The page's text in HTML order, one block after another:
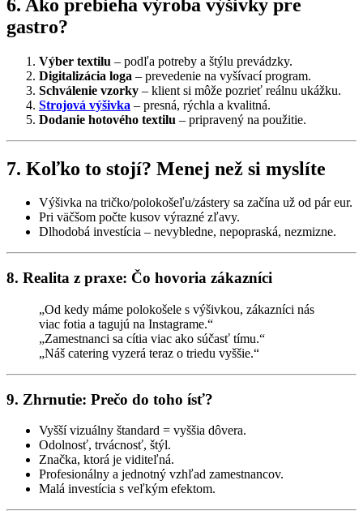
6. Ako prebieha výroba výšivky pre
gastro?
Výber textilu – podľa potreby a štýlu prevádzky.
Digitalizácia loga – prevedenie na vyšívací program.
Schválenie vzorky – klient si môže pozrieť reálnu ukážku.
Strojová výšivka – presná, rýchla a kvalitná.
Dodanie hotového textilu – pripravený na použitie.
7. Koľko to stojí? Menej než si myslíte
Výšivka na tričko/polokošeľu/zástery sa začína už od pár eur.
Pri väčšom počte kusov výrazné zľavy.
Dlhodobá investícia – nevybledne, nepopraská, nezmizne.
8. Realita z praxe: Čo hovoria zákazníci
„Od kedy máme polokošele s výšivkou, zákazníci nás
viac fotia a tagujú na Instagrame.“
„Zamestnanci sa cítia viac ako súčasť tímu.“
„Náš catering vyzerá teraz o triedu vyššie.“
9. Zhrnutie: Prečo do toho ísť?
Vyšší vizuálny štandard = vyššia dôvera.
Odolnosť, trvácnosť, štýl.
Značka, ktorá je viditeľná.
Profesionálny a jednotný vzhľad zamestnancov.
Malá investícia s veľkým efektom.